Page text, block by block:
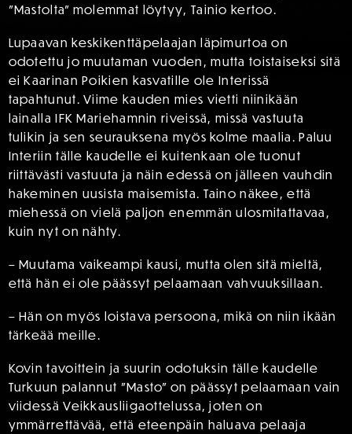
”Mastolta” molemmat löytyy, Tainio kertoo.
Lupaavan keskikenttäpelaajan läpimurtoa on
odotettu jo muutaman vuoden, mutta toistaiseksi sitä
ei Kaarinan Poikien kasvatille ole Interissä
tapahtunut. Viime kauden mies vietti niinikään
lainalla IFK Mariehamnin riveissä, missä vastuuta
tulikin ja sen seurauksena myös kolme maalia. Paluu
Interiin tälle kaudelle ei kuitenkaan ole tuonut
riittävästi vastuuta ja näin edessä on jälleen vauhdin
hakeminen uusista maisemista. Taino näkee, että
miehessä on vielä paljon enemmän ulosmitattavaa,
kuin nyt on nähty.
– Muutama vaikeampi kausi, mutta olen sitä mieltä,
että hän ei ole päässyt pelaamaan vahvuuksillaan.
– Hän on myös loistava persoona, mikä on niin ikään
tärkeää meille.
Kovin tavoittein ja suurin odotuksin tälle kaudelle
Turkuun palannut ”Masto” on päässyt pelaamaan vain
viidessä Veikkausliigaottelussa, joten on
ymmärrettävää, että eteenpäin haluava pelaaja